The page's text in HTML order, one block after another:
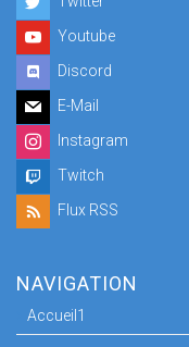
Youtube
Discord
E-Mail
Instagram
Twitch
Flux RSS
NAVIGATION
Accueil1